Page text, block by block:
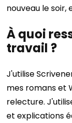
nouveau le soir,
À quoi
travail ?
J'utilise
mes romans et
relecture.
et explications